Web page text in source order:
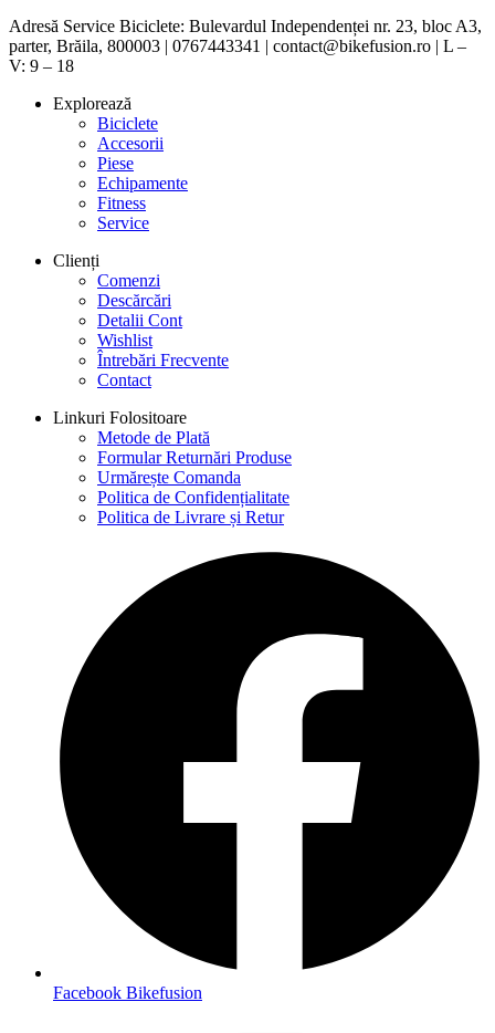
Adresă Service Biciclete: Bulevardul Independenței nr. 23, bloc A3,
parter, Brăila, 800003 | 0767443341 | contact@bikefusion.ro | L –
V: 9 – 18
Explorează
Biciclete
Accesorii
Piese
Echipamente
Fitness
Service
Clienți
Comenzi
Descărcări
Detalii Cont
Wishlist
Întrebări Frecvente
Contact
Linkuri Folositoare
Metode de Plată
Formular Returnări Produse
Urmărește Comanda
Politica de Confidențialitate
Politica de Livrare și Retur
Facebook Bikefusion